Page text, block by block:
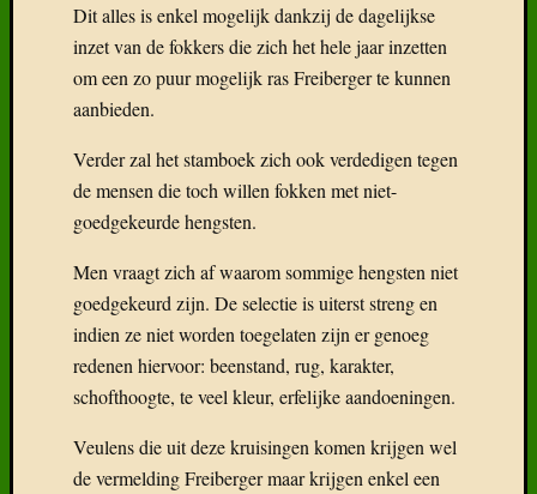
Dit alles is enkel mogelijk dankzij de dagelijkse
inzet van de fokkers die zich het hele jaar inzetten
om een zo puur mogelijk ras Freiberger te kunnen
aanbieden.
Verder zal het stamboek zich ook verdedigen tegen
de mensen die toch willen fokken met niet-
goedgekeurde hengsten.
Men vraagt zich af waarom sommige hengsten niet
goedgekeurd zijn. De selectie is uiterst streng en
indien ze niet worden toegelaten zijn er genoeg
redenen hiervoor: beenstand, rug, karakter,
schofthoogte, te veel kleur, erfelijke aandoeningen.
Veulens die uit deze kruisingen komen krijgen wel
de vermelding Freiberger maar krijgen enkel een